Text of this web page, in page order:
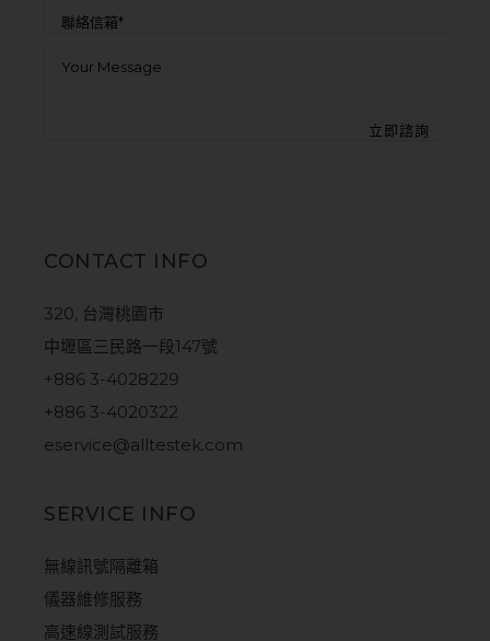
CONTACT INFO
320, 台灣桃園市
中壢區三民路一段147號
+886 3-4028229
+886 3-4020322
eservice@alltestek.com
SERVICE INFO
無線訊號隔離箱
儀器維修服務
高速線測試服務